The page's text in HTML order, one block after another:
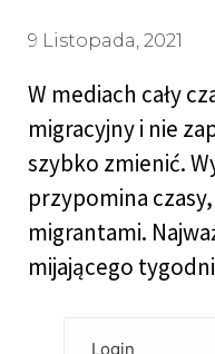
9 Listopada, 2021
W mediach cały
migracyjny i nie
szybko zmienić.
przypomina
migrantami.
mijającego
Login